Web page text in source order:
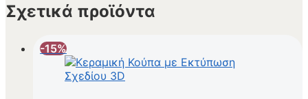
Σχετικά προϊόντα
-15%